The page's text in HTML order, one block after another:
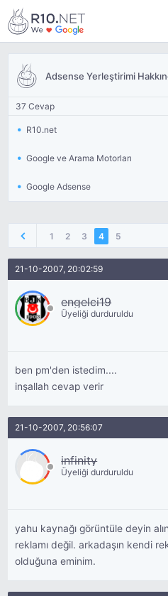
Adsense Yerleştirimi
37 Cevap
R10.net
Google ve Arama Motorları
Google Adsense
1 2 3 4 5
21-10-2007, 20:02:59
engelci19
Üyeliği durduruldu
ben pm'den istedim....
inşallah cevap verir
21-10-2007, 20:56:07
infinity
Üyeliği durduruldu
yahu kaynağı görüntüle deyin
reklamı değil. arkadaşın kendi
olduğuna eminim.